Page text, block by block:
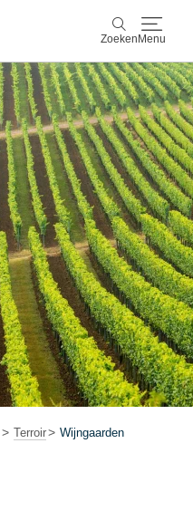
Zoeken Menu
Zoeken
service
kaart
Terroir Wijngaarden